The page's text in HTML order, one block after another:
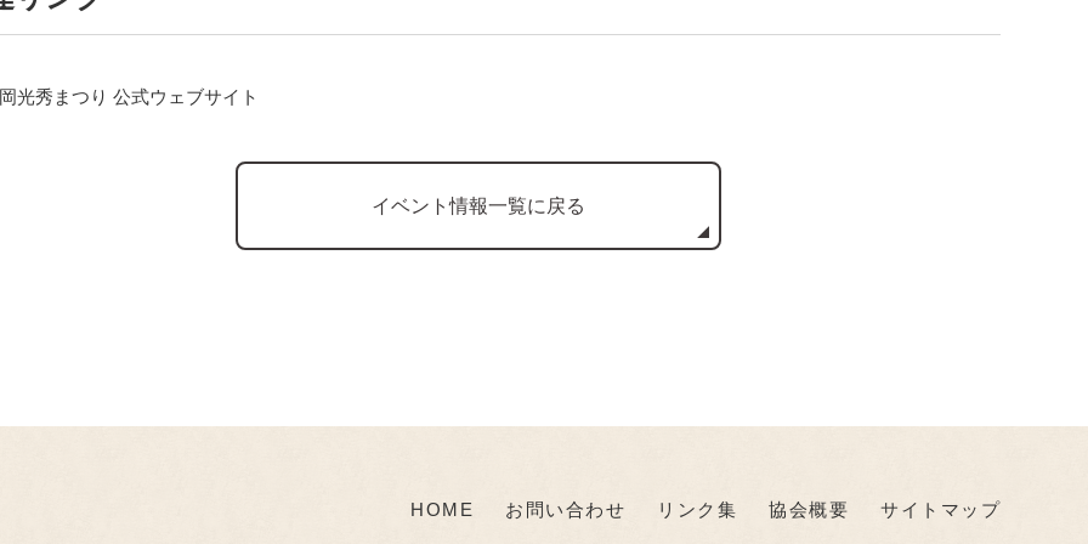
光秀まつり 公式ウェブサイト
イベント情報一覧に戻る
HOME お問い合わせ リンク集 協会概要 サイトマップ